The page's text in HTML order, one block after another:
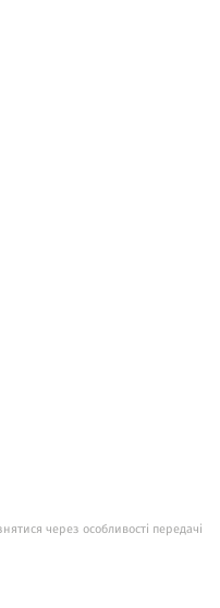
через особливості передачі